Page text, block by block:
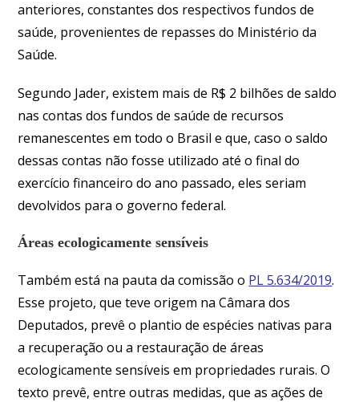
anteriores, constantes dos respectivos fundos de
saúde, provenientes de repasses do Ministério da
Saúde.
Segundo Jader, existem mais de R$ 2 bilhões de saldo
nas contas dos fundos de saúde de recursos
remanescentes em todo o Brasil e que, caso o saldo
dessas contas não fosse utilizado até o final do
exercício financeiro do ano passado, eles seriam
devolvidos para o governo federal.
Áreas ecologicamente sensíveis
Também está na pauta da comissão o PL 5.634/2019.
Esse projeto, que teve origem na Câmara dos
Deputados, prevê o plantio de espécies nativas para
a recuperação ou a restauração de áreas
ecologicamente sensíveis em propriedades rurais. O
texto prevê, entre outras medidas, que as ações de